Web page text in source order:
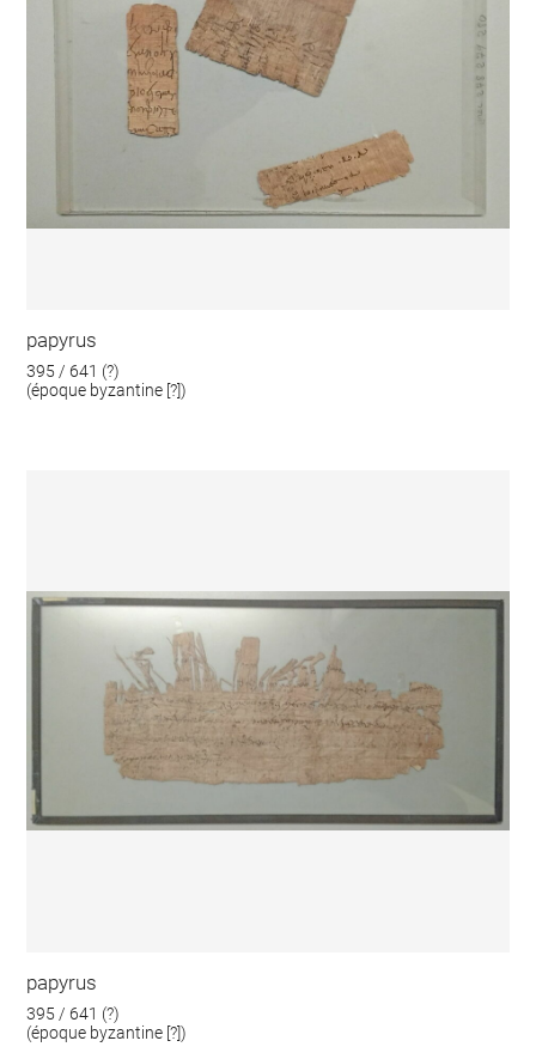
papyrus
395 / 641 (?)
(époque byzantine [?])
papyrus
395 / 641 (?)
(époque byzantine [?])